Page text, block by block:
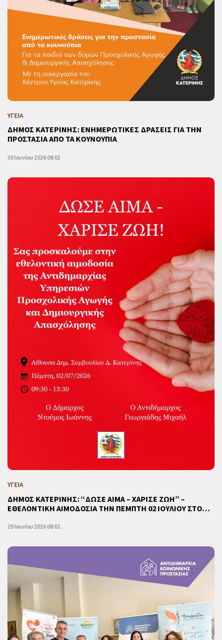
ΥΓΕΙΑ
ΔΗΜΟΣ ΚΑΤΕΡΙΝΗΣ: ΕΝΗΜΕΡΩΤΙΚΕΣ ΔΡΑΣΕΙΣ ΓΙΑ ΤΗΝ
ΠΡΟΣΤΑΣΙΑ ΑΠΟ ΤΑ ΚΟΥΝΟΥΠΙΑ
30 Ιουνίου 2026 08:02
ΥΓΕΙΑ
ΔΗΜΟΣ ΚΑΤΕΡΙΝΗΣ: “ΔΩΣΕ ΑΙΜΑ – ΧΑΡΙΣΕ ΖΩΗ” –
ΕΘΕΛΟΝΤΙΚΗ ΑΙΜΟΔΟΣΙΑ ΤΗΝ ΠΕΜΠΤΗ 02 ΙΟΥΛΙΟΥ ΣΤΟ…
29 Ιουνίου 2026 08:01